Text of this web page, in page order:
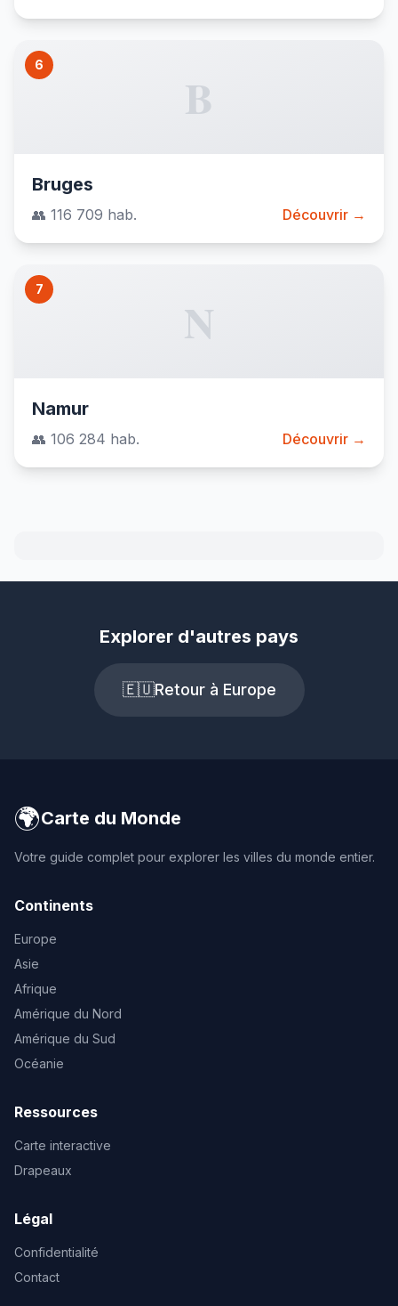
6
B
Bruges
👥 116 709 hab. Découvrir →
7
N
Namur
👥 106 284 hab. Découvrir →
Explorer d'autres pays
🇪🇺Retour à Europe
🌍Carte du Monde
Votre guide complet pour explorer les villes du monde entier.
Continents
Europe
Asie
Afrique
Amérique du Nord
Amérique du Sud
Océanie
Ressources
Carte interactive
Drapeaux
Légal
Confidentialité
Contact